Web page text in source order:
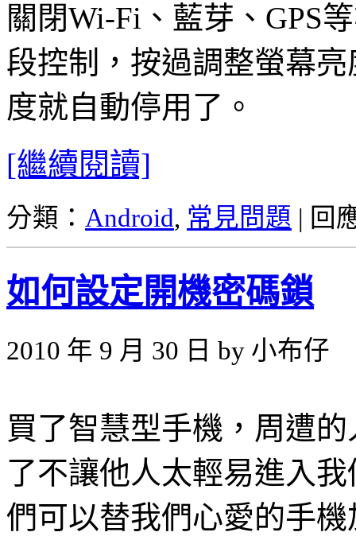
關閉Wi-Fi、藍芽、GPS
段控制，按過調整螢幕
度就自動停用了。
[繼續閱讀]
分類： Android, 常見問題 | 回
如何設定開機密碼鎖
2010 年 9 月 30 日 by 小布仔
買了智慧型手機，周遭
了不讓他人太輕易進入
們可以替我們心愛的手